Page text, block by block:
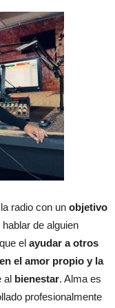
radio con un objetivo
de alguien
el ayudar a otros
el amor propio y la
al bienestar. Alma es
profesionalmente